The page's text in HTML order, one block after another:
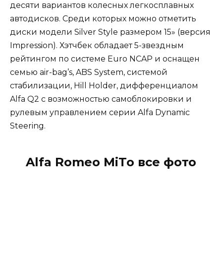
десяти вариантов колесных легкосплавных
автодисков. Среди которых можно отметить
диски модели Silver Style размером 15» (версия
Impression). Хэтчбек обладает 5-звездным
рейтингом по системе Euro NCAP и оснащен
семью air-bag’s, ABS System, системой
стабилизации, Hill Holder, дифференциалом
Alfa Q2 с возможностью самоблокировки и
рулевым управлением серии Alfa Dynamic
Steering.
Alfa Romeo MiTo все фото